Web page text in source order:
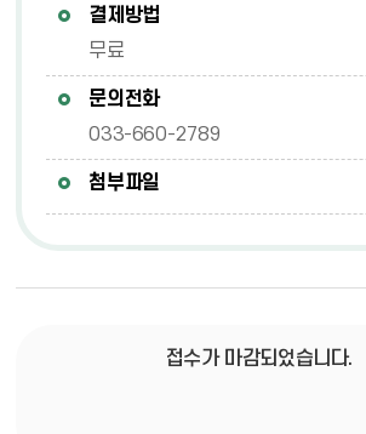
결제방법
무료
문의전화
033-660-2789
첨부파일
접수가 마감되었습니다.